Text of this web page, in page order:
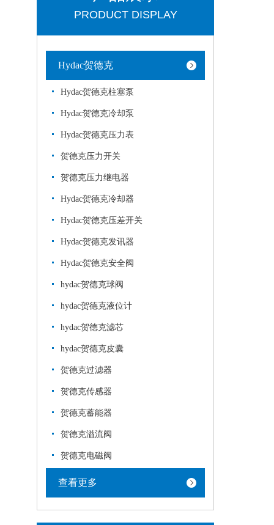
PRODUCT DISPLAY
Hydac贺德克
Hydac贺德克柱塞泵
Hydac贺德克冷却泵
Hydac贺德克压力表
贺德克压力开关
贺德克压力继电器
Hydac贺德克冷却器
Hydac贺德克压差开关
Hydac贺德克发讯器
Hydac贺德克安全阀
hydac贺德克球阀
hydac贺德克液位计
hydac贺德克滤芯
hydac贺德克皮囊
贺德克过滤器
贺德克传感器
贺德克蓄能器
贺德克溢流阀
贺德克电磁阀
查看更多